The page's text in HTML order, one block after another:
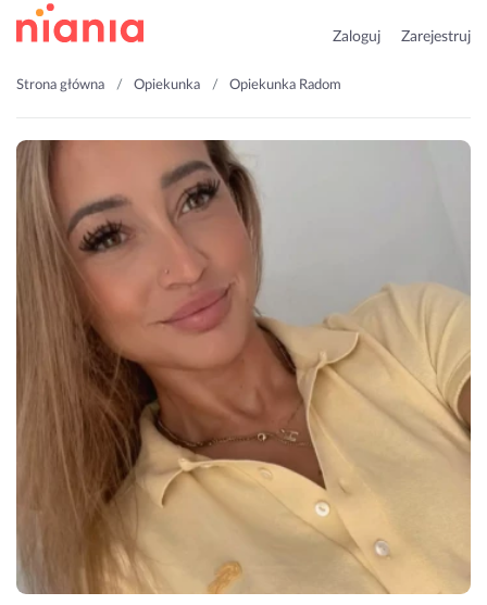
Zaloguj Zarejestruj
Strona główna Opiekunka Opiekunka Radom